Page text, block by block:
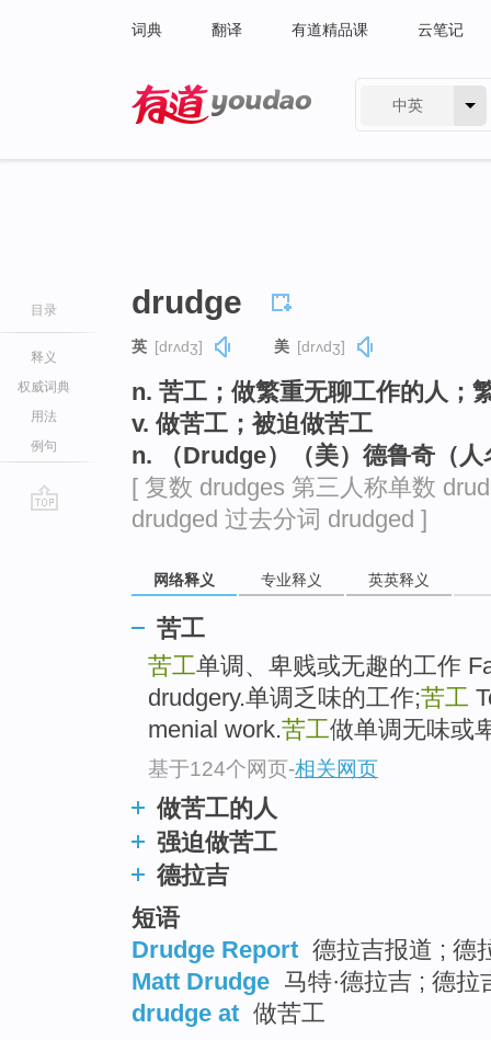
词典 翻译 有道精品课 云笔记
中英
目录
释义
权威词典
用法
例句
drudge
英 [drʌdʒ] 美 [drʌdʒ]
n. 苦工；做繁重无聊工作的人；
v. 做苦工；被迫做苦工
n. （Drudge）（美）德鲁奇（人
[ 复数 drudges 第三人称单数
drudged 过去分词 drudged ]
网络释义 专业释义 英英释义
苦工
苦工单调、卑贱或无趣的工作
drudgery.单调乏味的工作;苦工
menial work.苦工做单调无味或
基于124个网页-相关网页
做苦工的人
强迫做苦工
德拉吉
短语
Drudge Report 德拉吉报道 ; 德
Matt Drudge 马特·德拉吉 ; 德拉
drudge at 做苦工